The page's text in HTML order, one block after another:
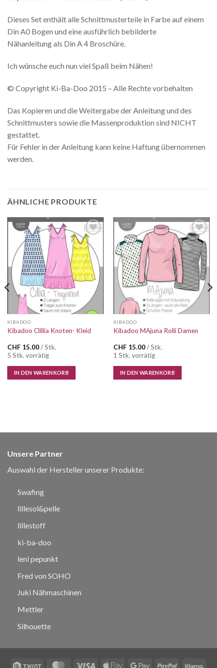
Dieses Set enthält alle Schnittmusterteile in Farbe auf einem
Din A0 Bogen und eine ausführlich bebilderte
Nähanleitung als Din A 4 Broschüre.
Ich wünsche euch nun viel Spaß beim Nähen!
© Copyright Ki-Ba-Doo 2015 – Alle Rechte vorbehalten
Das Kopieren und die Weitergabe der Anleitung und des
Schnittmusters sowie die Massenproduktion sind NICHT
gestattet.
Für Fehler in der Anleitung kann keine Haftung übernommen
werden.
ÄHNLICHE PRODUKTE
Auf die
Wunschliste
KIBADOO
Kibadoo Clillia Knoten- Kleid
CHF 15.00/ Stk.
5 Stk. vorrätig
IN DEN WARENKORB
Auf die
Wunschliste
KIBADOO
Kibadoo MAjuna Rolli Damen
CHF 15.00/ Stk.
1 Stk. vorrätig
IN DEN WARENKORB
Unsere Partner
Auswahl der Hersteller unserer Produkte:
Swafing
lillesol&pelle
lillestoff
ki-ba-doo
leni pepunkt
Fred von SOHO
Juki Nähmaschinen
Mettler
Silhouette
Twint MasterCard
Visa Apple Google PayPal